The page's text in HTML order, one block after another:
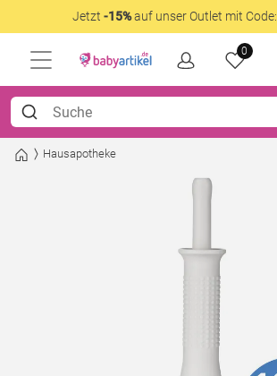
Jetzt -15%auf unser Outlet mit Code:
0
Hausapotheke